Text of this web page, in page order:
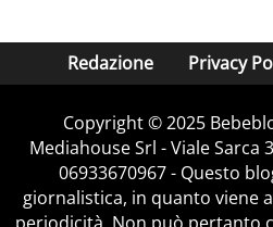
Redazione Privacy
Copyright © 2025
Mediahouse Srl - Viale Sarca
06933670967 - Questo
giornalistica, in quanto viene
periodicità. Non può pertanto